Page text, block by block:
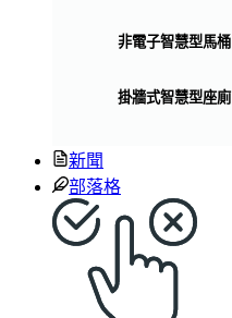
非電子智慧型馬桶
掛牆式智慧型座廁
新聞
部落格